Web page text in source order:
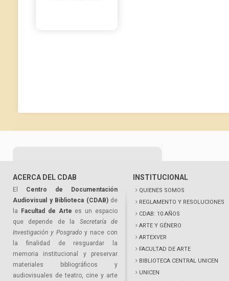
ACERCA DEL CDAB
El Centro de Documentación
Audiovisual y Biblioteca (CDAB)de
la
Facultad de Arte es un espacio
que depende de la Secretaría de
Investigación y Posgrado y nace con
la finalidad de resguardar la
memoria institucional y preservar
materiales bibliográficos y
audiovisuales de teatro, cine y arte
INSTITUCIONAL
QUIENES SOMOS
REGLAMENTO Y RESOLUCIONES
CDAB: 10 AÑOS
ARTE Y GÉNERO
ARTEXVER
FACULTAD DE ARTE
BIBLIOTECA CENTRAL UNICEN
UNICEN